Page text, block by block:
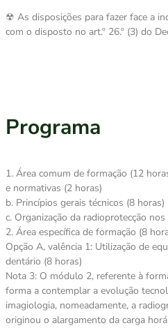
☢ As disposições para fazer face a
com o disposto no art.º 26.º (3) do
Programa
1. Área comum de formação (12
e normativas (2 horas)
b. Princípios gerais técnicos (8 horas)
c. Organização da radioprotecção
2. Área específica de formação (8
Opção A, valência 1: Utilização de
dentário (8 horas)
Nota 3: O módulo 2, referente à
forma a contemplar a evolução
imagiologia, nomeadamente, a
originou o alargamento da carga